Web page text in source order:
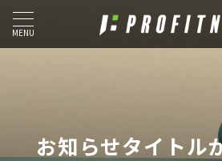
MENU
お知らせタイトル